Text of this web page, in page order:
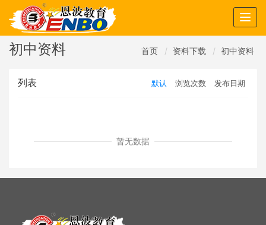
初中资料 首页 资料下载 初中资料
列表 默认 浏览次数 发布日期
暂无数据